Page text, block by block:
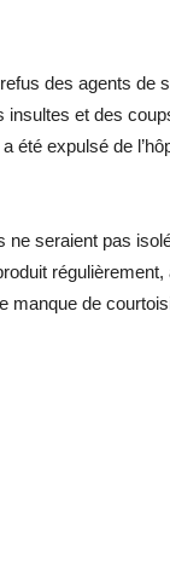
des agents
et des
été expulsé de
ne seraient pas
régulièrement,
manque de